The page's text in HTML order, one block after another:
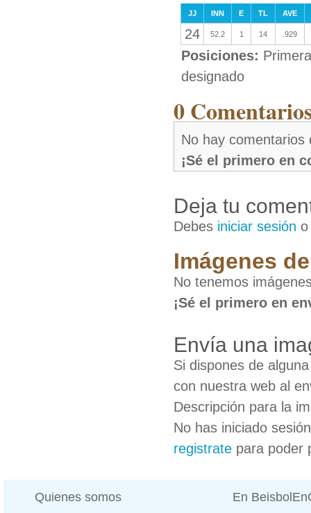
JJ INN E TL AVE
24 52.2 1 14 .929
Posiciones:
designado
0
No hay comentarios
¡Sé el primero en
Deja tu
Debes iniciar sesión
Imágenes
No tenemos
¡Sé el primero en
Envía una
Si dispones de
con nuestra web al
Descripción para la
No has iniciado
registrate para poder
Quienes somos En